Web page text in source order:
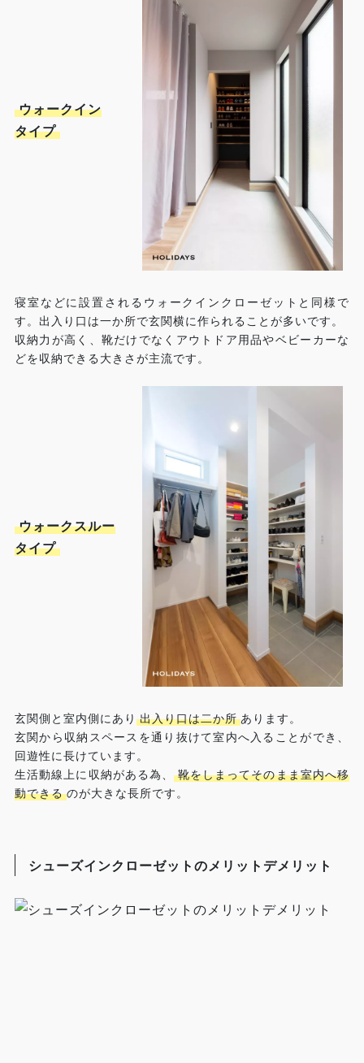
ウォークイン
タイプ
寝室などに設置されるウォークインクローゼットと同様で
す。出入り口は一か所で玄関横に作られることが多いです。
収納力が高く、靴だけでなくアウトドア用品やベビーカーな
どを収納できる大きさが主流です。
ウォークスルー
タイプ
玄関側と室内側にあり 出入り口は二か所 あります。
玄関から収納スペースを通り抜けて室内へ入ることができ、
回遊性に長けています。
生活動線上に収納がある為、 靴をしまってそのまま室内へ移
動できる のが大きな長所です。
シューズインクローゼットのメリットデメリット